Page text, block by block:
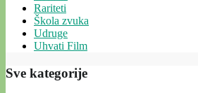
Rariteti
Škola zvuka
Udruge
Uhvati Film
Sve kategorije